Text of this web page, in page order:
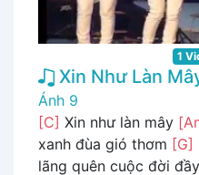
1
Xin Như Làn
Ánh 9
[C] Xin như làn mây
xanh đùa gió thơm [G]
lãng quên cuộc đời